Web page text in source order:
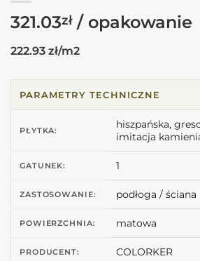
321.03zł
222.93 zł/m2
PARAMETRY TECHNICZNE
PŁYTKA:
hiszpańska,
imitacja
GATUNEK: 1
ZASTOSOWANIE: podłoga / ściana
POWIERZCHNIA: matowa
PRODUCENT: COLORKER